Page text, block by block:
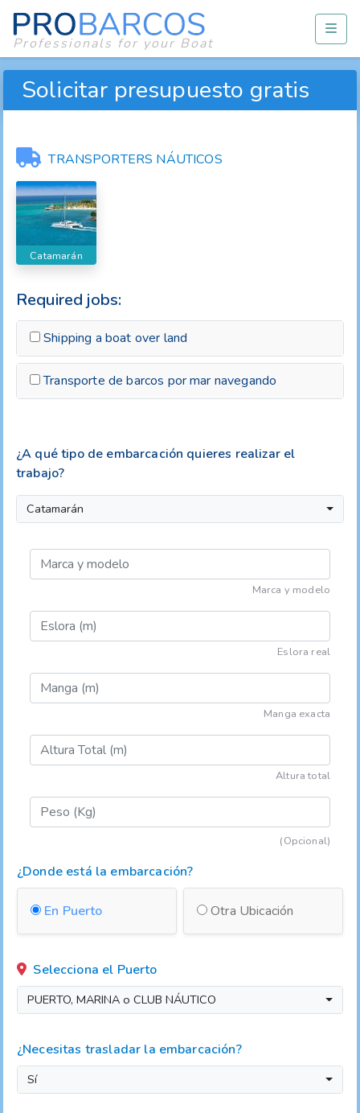
Professionals for your Boat
Solicitar presupuesto gratis
TRANSPORTERS NÁUTICOS
Catamarán
Required jobs:
Shipping a boat over land
Transporte de barcos por mar navegando
¿A qué tipo de embarcación quieres realizar el
trabajo?
Catamarán
Marca y modelo
Eslora real
Manga exacta
Altura total
(Opcional)
¿Donde está la embarcación?
En Puerto Otra Ubicación
Selecciona el Puerto
PUERTO, MARINA o CLUB NÁUTICO
¿Necesitas trasladar la embarcación?
Sí